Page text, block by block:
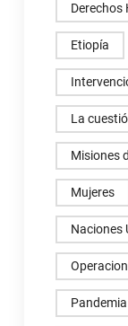
Derechos
Etiopía
La
Misiones
Mujeres
Naciones
Pandemia